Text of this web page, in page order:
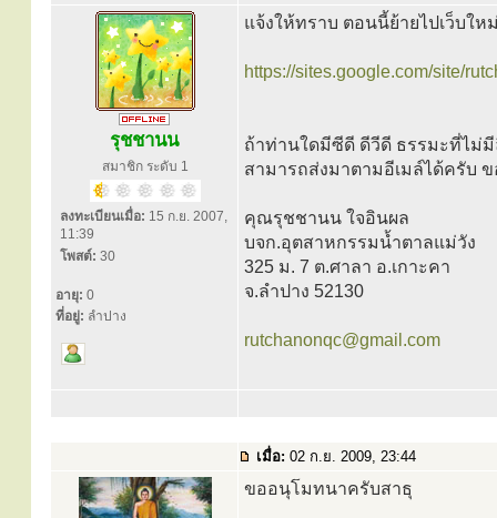
รุชชานน
สมาชิก ระดับ 1
ลงทะเบียนเมื่อ: 15 ก.ย. 2007,
11:39
โพสต์: 30
อายุ: 0
ที่อยู่: ลำปาง
แจ้งให้ทราบ ตอนนี้ย้ายไปเว็บใ
https://sites.google.com/site/
ถ้าท่านใดมีซีดี ดีวีดี ธรรมะที่ไม่
สามารถส่งมาตามอีเมล์ได้ครับ
คุณรุชชานน ใจอินผล
บจก.อุตสาหกรรมน้ำตาลแม่วัง
325 ม. 7 ต.ศาลา อ.เกาะคา
จ.ลำปาง 52130
rutchanonqc@gmail.com
เมื่อ: 02 ก.ย. 2009, 23:44
ขออนุโมทนาครับสาธุ